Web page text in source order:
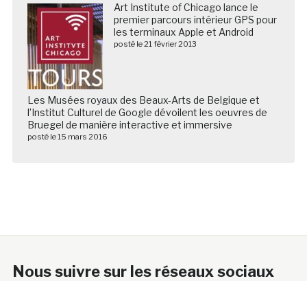
Art Institute of Chicago lance le
premier parcours intérieur GPS pour
les terminaux Apple et Android
posté le 21 février 2013
Les Musées royaux des Beaux-Arts de Belgique et
l’Institut Culturel de Google dévoilent les oeuvres de
Bruegel de manière interactive et immersive
posté le 15 mars 2016
Nous suivre sur les réseaux sociaux